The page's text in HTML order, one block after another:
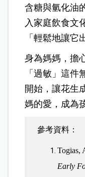
含糖與氫化油
入家庭飲食文
「輕鬆地讓它
身為媽媽，擔
「過敏」這件
開始，讓花生
媽的愛，成為
參考資料：
Togias,
Early